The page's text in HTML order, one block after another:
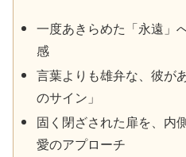
一度あきらめた「永遠」
感
言葉よりも雄弁な、彼が
のサイン」
固く閉ざされた扉を、内
愛のアプローチ